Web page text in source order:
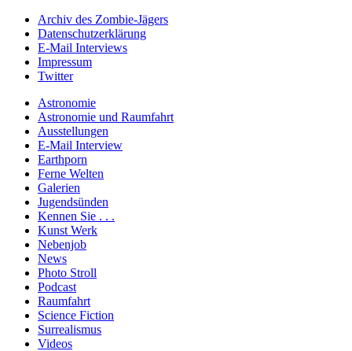
Archiv des Zombie-Jägers
Datenschutzerklärung
E-Mail Interviews
Impressum
Twitter
Astronomie
Astronomie und Raumfahrt
Ausstellungen
E-Mail Interview
Earthporn
Ferne Welten
Galerien
Jugendsünden
Kennen Sie . . .
Kunst Werk
Nebenjob
News
Photo Stroll
Podcast
Raumfahrt
Science Fiction
Surrealismus
Videos